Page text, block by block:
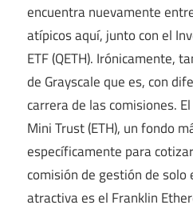
encuentra nuevamente
atípicos aquí, junto con el
ETF (QETH). Irónicamente,
de Grayscale que es, con
carrera de las comisiones.
Mini Trust (ETH), un fondo
específicamente para
comisión de gestión de solo
atractiva es el Franklin